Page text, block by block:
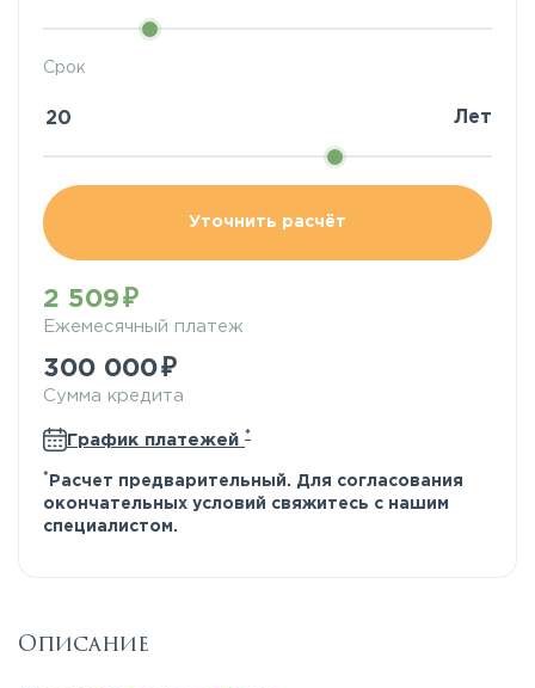
Срок
Лет
Уточнить расчёт
2 509
Ежемесячный платеж
300 000
Сумма кредита
График платежей *
* Расчет предварительный. Для согласования
окончательных условий свяжитесь с нашим
специалистом.
Описание